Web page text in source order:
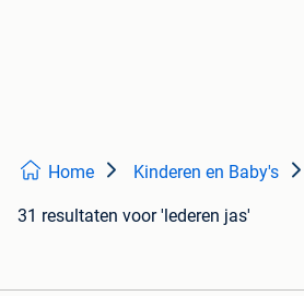
Home Kinderen en Baby's
31 resultaten voor 'lederen jas'